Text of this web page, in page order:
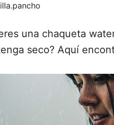
una chaqueta
seco? Aquí